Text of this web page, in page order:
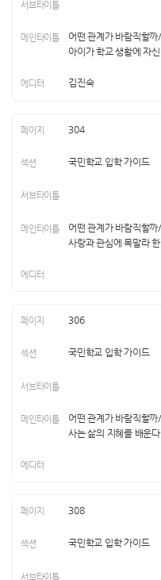
어떤 관계가 바람직할
아이가 학교 생활에 자
김진숙
304
국민학교 입학 가이드
어떤 관계가 바람직할
사랑과 관심에 목말라
306
국민학교 입학 가이드
어떤 관계가 바람직할
사는 삶의 지혜를 배운다
308
국민학교 입학 가이드